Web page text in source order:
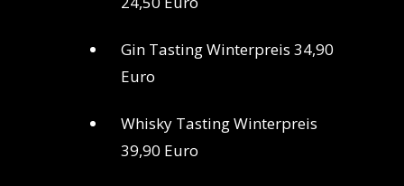
Gin Tasting Winterpreis 34,90
Euro
Whisky Tasting Winterpreis
39,90 Euro